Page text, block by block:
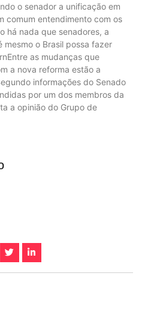
o senador a unificação em
comum entendimento com os
há nada que senadores, a
mesmo o Brasil possa fazer
as mudanças que
a nova reforma estão a
informações do Senado
por um dos membros da
a opinião do Grupo de